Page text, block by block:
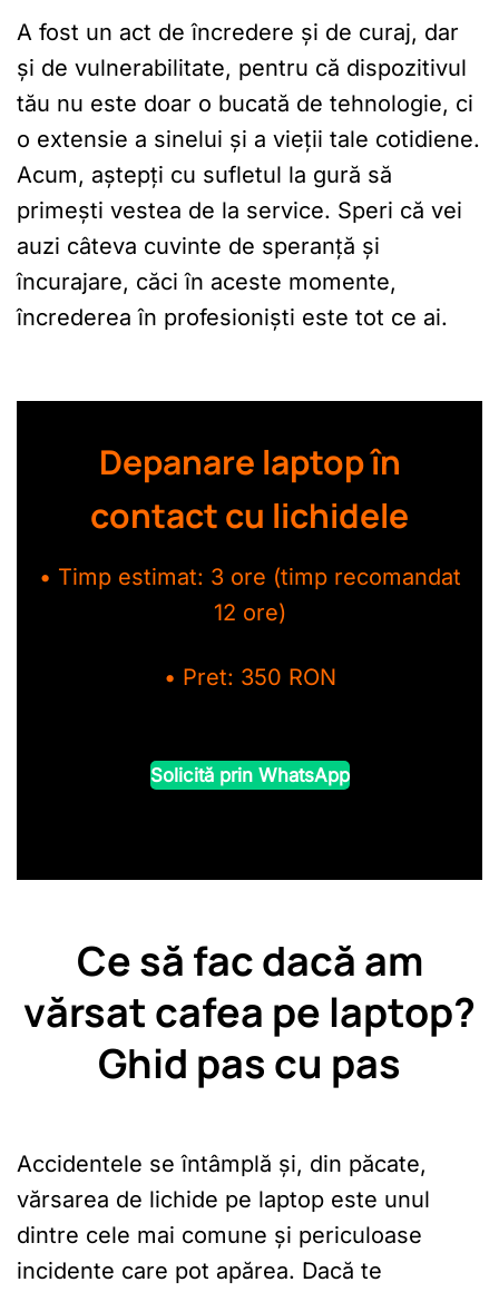
A fost un act de încredere și de curaj, dar
și de vulnerabilitate, pentru că dispozitivul
tău nu este doar o bucată de tehnologie, ci
o extensie a sinelui și a vieții tale cotidiene.
Acum, aștepți cu sufletul la gură să
primești vestea de la service. Speri că vei
auzi câteva cuvinte de speranță și
încurajare, căci în aceste momente,
încrederea în profesioniști este tot ce ai.
Depanare laptop în
contact cu lichidele
• Timp estimat: 3 ore (timp recomandat
12 ore)
• Pret: 350 RON
Solicită prin WhatsApp
Ce să fac dacă am
vărsat cafea pe laptop?
Ghid pas cu pas
Accidentele se întâmplă și, din păcate,
vărsarea de lichide pe laptop este unul
dintre cele mai comune și periculoase
incidente care pot apărea. Dacă te